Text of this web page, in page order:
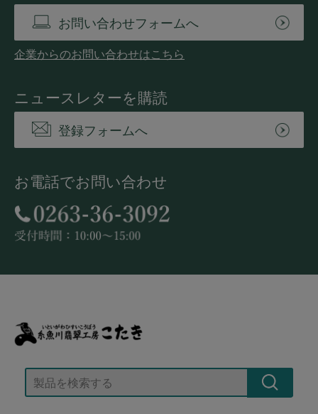
お問い合わせフォームへ
企業からのお問い合わせはこちら
ニュースレターを購読
登録フォームへ
お電話でお問い合わせ